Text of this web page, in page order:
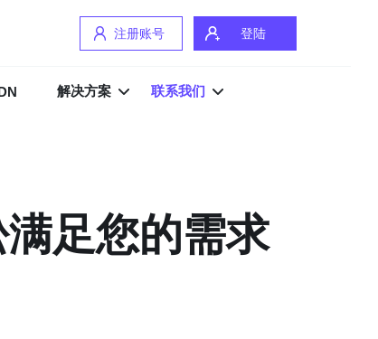
注册账号 登陆
解决方案 联系我们
足您的需求